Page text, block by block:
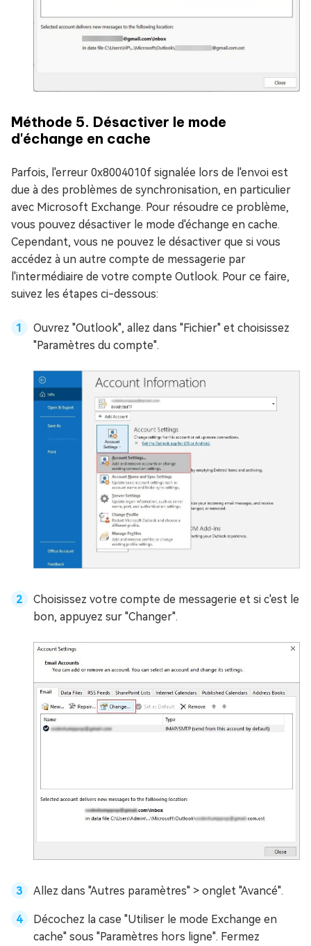
Méthode 5. Désactiver le mode
d'échange en cache
Parfois, l'erreur 0x8004010f signalée lors de l'envoi est
due à des problèmes de synchronisation, en particulier
avec Microsoft Exchange. Pour résoudre ce problème,
vous pouvez désactiver le mode d'échange en cache.
Cependant, vous ne pouvez le désactiver que si vous
accédez à un autre compte de messagerie par
l'intermédiaire de votre compte Outlook. Pour ce faire,
suivez les étapes ci-dessous:
Ouvrez "Outlook", allez dans "Fichier" et choisissez
"Paramètres du compte".
Choisissez votre compte de messagerie et si c'est le
bon, appuyez sur "Changer".
Allez dans "Autres paramètres" > onglet "Avancé".
Décochez la case "Utiliser le mode Exchange en
cache" sous "Paramètres hors ligne". Fermez